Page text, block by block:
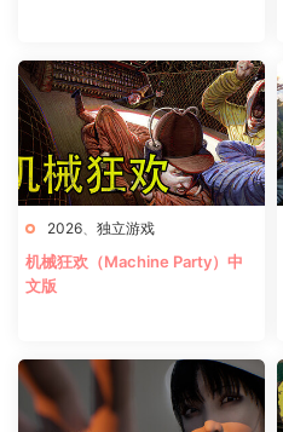
2026 独立游戏
机械狂欢（Machine Party）中
文版